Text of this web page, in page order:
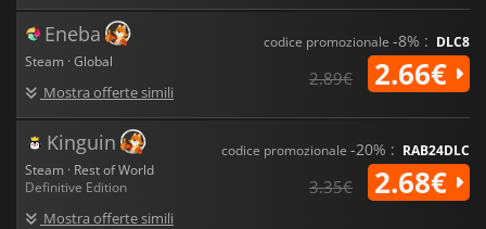
Eneba
Steam · Global
Mostra offerte simili
codice promozionale -8% : DLC8
2.89€ 2.66€
Kinguin
Steam · Rest of World
Definitive Edition
Mostra offerte simili
codice promozionale -20% : RAB24DLC
3.35€ 2.68€